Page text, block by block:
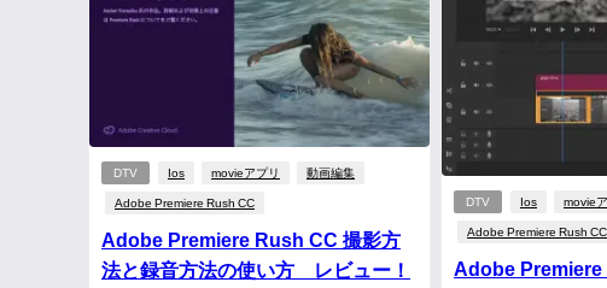
DTV Ios movieアプリ 動画編集
Adobe Premiere Rush CC
Adobe Premiere Rush CC 撮影方
法と録音方法の使い方 レビュー！
DTV Ios movie
Adobe Premiere Rush CC
Adobe Premiere